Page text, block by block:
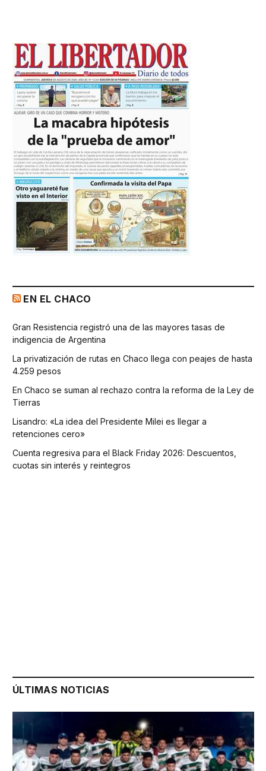
EN EL CHACO
Gran Resistencia registró una de las mayores tasas de
indigencia de Argentina
La privatización de rutas en Chaco llega con peajes de hasta
4.259 pesos
En Chaco se suman al rechazo contra la reforma de la Ley de
Tierras
Lisandro: «La idea del Presidente Milei es llegar a
retenciones cero»
Cuenta regresiva para el Black Friday 2026: Descuentos,
cuotas sin interés y reintegros
ÚLTIMAS NOTICIAS